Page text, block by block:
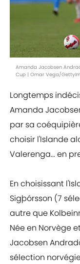
Amanda Jacobsen
Cup | Omar Vega/
Longtemps
Amanda
par sa
choisir l'Islande
Valerenga... en
En choisissant
Sigþórsson (7
autre que
Née en Norvège
Jacobsen
sélection